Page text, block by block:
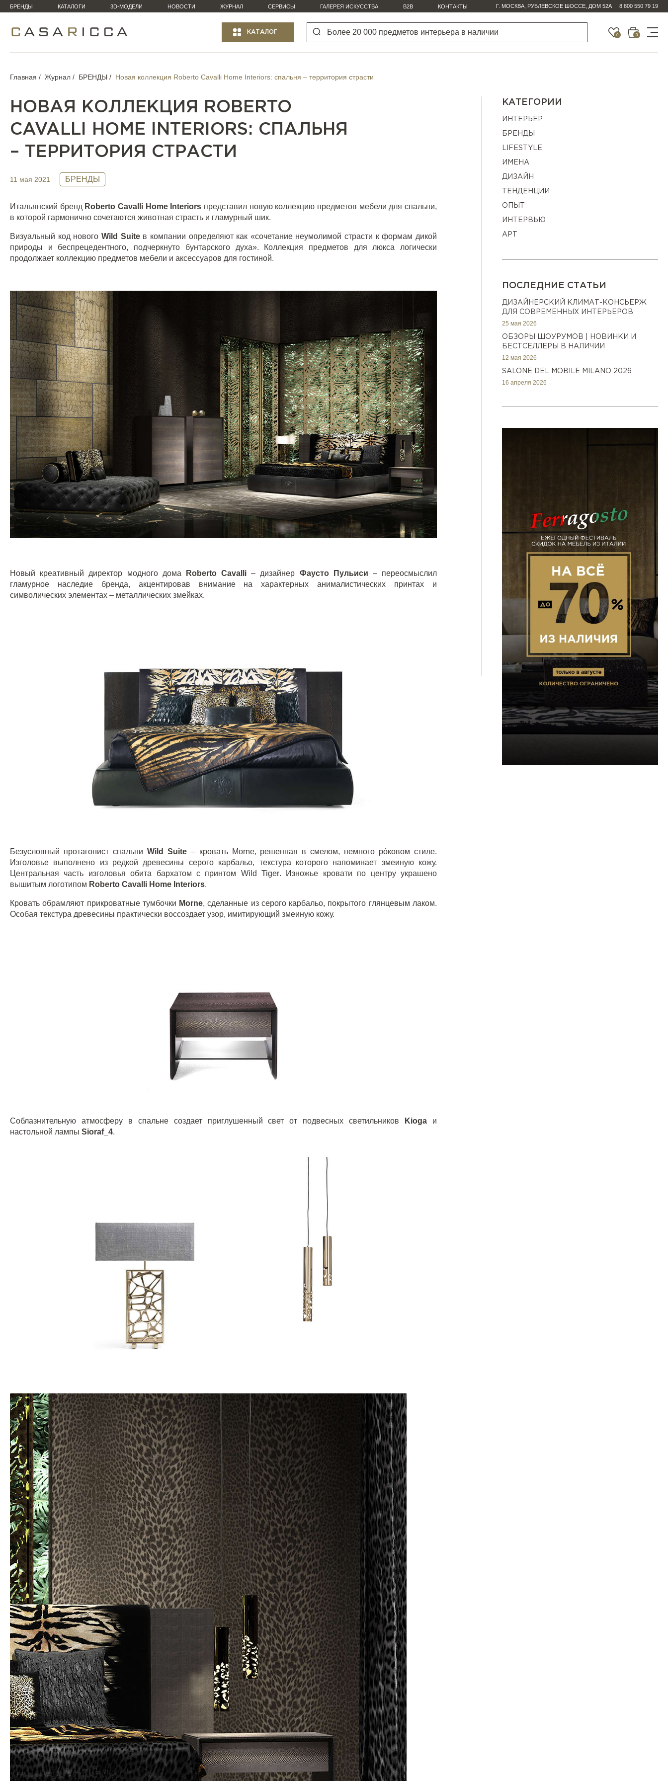
БРЕНДЫ КАТАЛОГИ 3D-МОДЕЛИ НОВОСТИ ЖУРНАЛ СЕРВИСЫ ГАЛЕРЕЯ ИСКУССТВА B2B КОНТАКТЫ Г. МОСКВА, РУБЛЕВСКОЕ ШОССЕ, ДОМ 52А 8 800 550 79 19
КАТАЛОГ 0 0
Главная Журнал БРЕНДЫ Новая коллекция Roberto Cavalli Home Interiors: спальня – территория страсти
НОВАЯ КОЛЛЕКЦИЯ ROBERTO
CAVALLI HOME INTERIORS: СПАЛЬНЯ
– ТЕРРИТОРИЯ СТРАСТИ
11 мая 2021 БРЕНДЫ
Итальянский бренд Roberto Cavalli Home Interiors представил новую коллекцию предметов мебели для спальни,
в которой гармонично сочетаются животная страсть и гламурный шик.
Визуальный код нового Wild Suite в компании определяют как «сочетание неумолимой страсти к формам дикой
природы и беспрецедентного, подчеркнуто бунтарского духа». Коллекция предметов для люкса логически
продолжает коллекцию предметов мебели и аксессуаров для гостиной.
Новый креативный директор модного дома Roberto Cavalli – дизайнер Фаусто Пульиси – переосмыслил
гламурное наследие бренда, акцентировав внимание на характерных анималистических принтах и
символических элементах – металлических змейках.
Безусловный протагонист спальни Wild Suite– кровать Morne, решенная в смелом, немного рóковом стиле.
Изголовье выполнено из редкой древесины серого карбальо, текстура которого напоминает змеиную кожу.
Центральная часть изголовья обита бархатом с принтом Wild Tiger. Изножье кровати по центру украшено
вышитым логотипом Roberto Cavalli Home Interiors.
Кровать обрамляют прикроватные тумбочки Morne, сделанные из серого карбальо, покрытого глянцевым лаком.
Особая текстура древесины практически воссоздает узор, имитирующий змеиную кожу.
Соблазнительную атмосферу в спальне создает приглушенный свет от подвесных светильников Kioga
и
настольной лампы Sioraf_4.
КАТЕГОРИИ
ИНТЕРЬЕР
БРЕНДЫ
LIFESTYLE
ИМЕНА
ДИЗАЙН
ТЕНДЕНЦИИ
ОПЫТ
ИНТЕРВЬЮ
АРТ
ПОСЛЕДНИЕ СТАТЬИ
ДИЗАЙНЕРСКИЙ КЛИМАТ-КОНСЬЕРЖ
ДЛЯ СОВРЕМЕННЫХ ИНТЕРЬЕРОВ
25 мая 2026
ОБЗОРЫ ШОУРУМОВ | НОВИНКИ И
БЕСТСЕЛЛЕРЫ В НАЛИЧИИ
12 мая 2026
SALONE DEL MOBILE MILANO 2026
16 апреля 2026